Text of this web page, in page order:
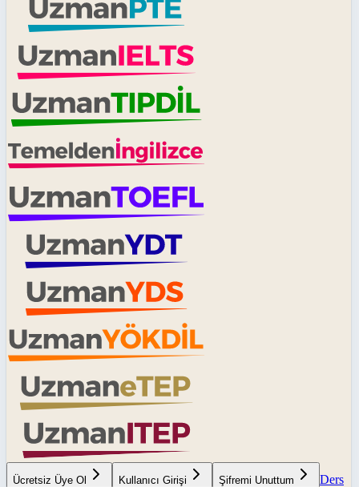
Ücretsiz Üye Ol Kullanıcı Girişi Şifremi Unuttum
Ders